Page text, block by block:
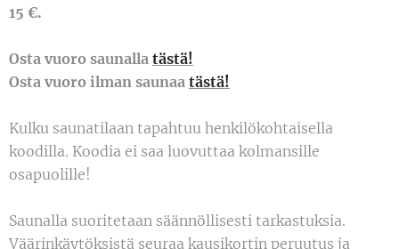
15 €.
Osta vuoro saunalla tästä!
Osta vuoro ilman saunaa tästä!
Kulku saunatilaan tapahtuu henkilökohtaisella
koodilla. Koodia ei saa luovuttaa kolmansille
osapuolille!
Saunalla suoritetaan säännöllisesti tarkastuksia.
Väärinkäytöksistä seuraa kausikortin peruutus ja